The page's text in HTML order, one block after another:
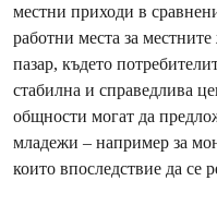
местни приходи в
работни места за
пазар, където
стабилна и справедлива
общности могат да
младежи – например за
които впоследствие да се